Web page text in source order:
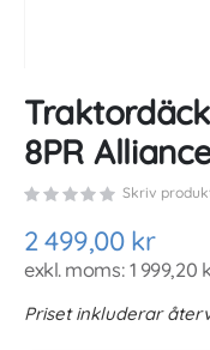
to
the
beginning
the
images
gallery
8PR
Skriv
2 499,00 kr
1 999,20
Priset inkluderar